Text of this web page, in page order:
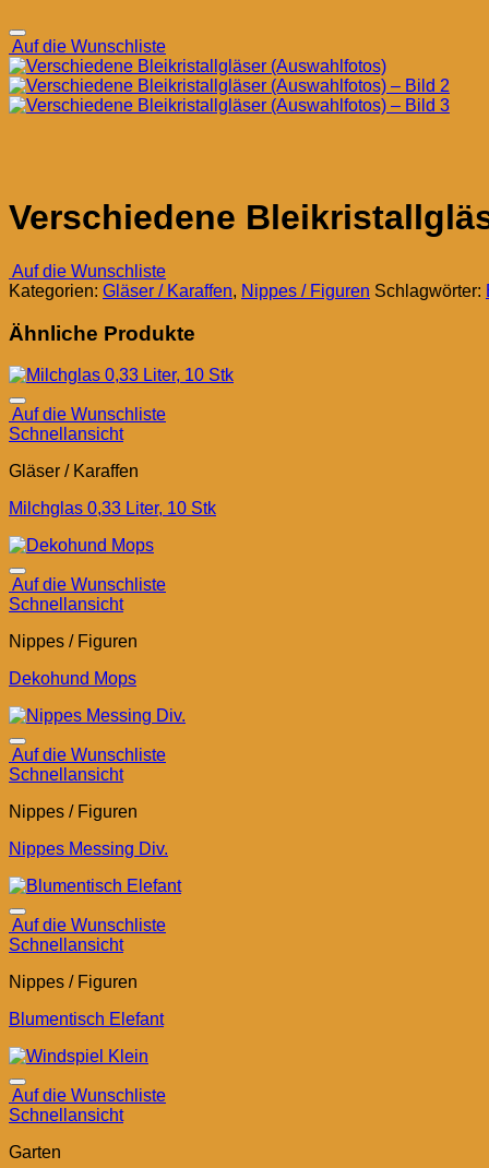
Auf die Wunschliste
Verschiedene
Auf die Wunschliste
Kategorien: Gläser / Karaffen, Nippes / Figuren Schlagwörter:
Ähnliche Produkte
Auf die Wunschliste
Schnellansicht
Gläser / Karaffen
Milchglas 0,33 Liter, 10 Stk
Auf die Wunschliste
Schnellansicht
Nippes / Figuren
Dekohund Mops
Auf die Wunschliste
Schnellansicht
Nippes / Figuren
Nippes Messing Div.
Auf die Wunschliste
Schnellansicht
Nippes / Figuren
Blumentisch Elefant
Auf die Wunschliste
Schnellansicht
Garten